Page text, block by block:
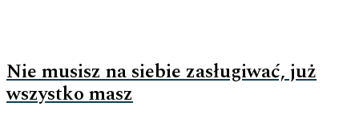
Nie musisz na siebie zasługiwać, już
wszystko masz